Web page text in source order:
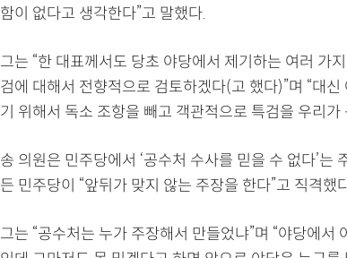
함이 없다고 생각한다”고 말했다.
그는 “한 대표께서도 당초 야당에서 제기하는 여러 가
검에 대해서 전향적으로 검토하겠다(고 했다)”며 “대
기 위해서 독소 조항을 빼고 객관적으로 특검을 우리
송 의원은 민주당에서 ‘공수처 수사를 믿을 수 없다’는
든 민주당이 “앞뒤가 맞지 않는 주장을 한다”고 직격했
그는 “공수처는 누가 주장해서 만들었냐”며 “야당에서